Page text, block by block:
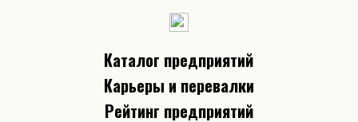
Каталог предприятий
Карьеры и перевалки
Рейтинг предприятий